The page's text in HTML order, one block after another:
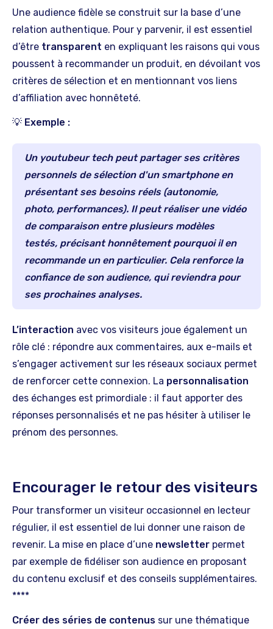
Une audience fidèle se construit sur la base d’une
relation authentique. Pour y parvenir, il est essentiel
d’être transparent en expliquant les raisons qui vous
poussent à recommander un produit, en dévoilant vos
critères de sélection et en mentionnant vos liens
d’affiliation avec honnêteté.
💡 Exemple :
Un youtubeur tech peut partager ses critères
personnels de sélection d'un smartphone en
présentant ses besoins réels (autonomie,
photo, performances). Il peut réaliser une vidéo
de comparaison entre plusieurs modèles
testés, précisant honnêtement pourquoi il en
recommande un en particulier. Cela renforce la
confiance de son audience, qui reviendra pour
ses prochaines analyses.
L’interaction avec vos visiteurs joue également un
rôle clé : répondre aux commentaires, aux e-mails et
s’engager activement sur les réseaux sociaux permet
de renforcer cette connexion. La personnalisation
des échanges est primordiale : il faut apporter des
réponses personnalisés et ne pas hésiter à utiliser le
prénom des personnes.
Encourager le retour des visiteurs
Pour transformer un visiteur occasionnel en lecteur
régulier, il est essentiel de lui donner une raison de
revenir. La mise en place d’une newsletter permet
par exemple de fidéliser son audience en proposant
du contenu exclusif et des conseils supplémentaires.
****
Créer des séries de contenus sur une thématique